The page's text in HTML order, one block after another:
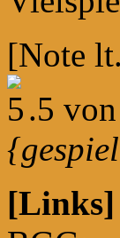
[Note lt.
.5 von
[Links]